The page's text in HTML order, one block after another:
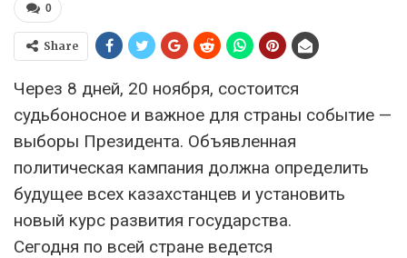
0
Share
Через 8 дней, 20 ноября, состоится
судьбоносное и важное для страны событие —
выборы Президента. Объявленная
политическая кампания должна определить
будущее всех казахстанцев и установить
новый курс развития государства.
Сегодня по всей стране ведется